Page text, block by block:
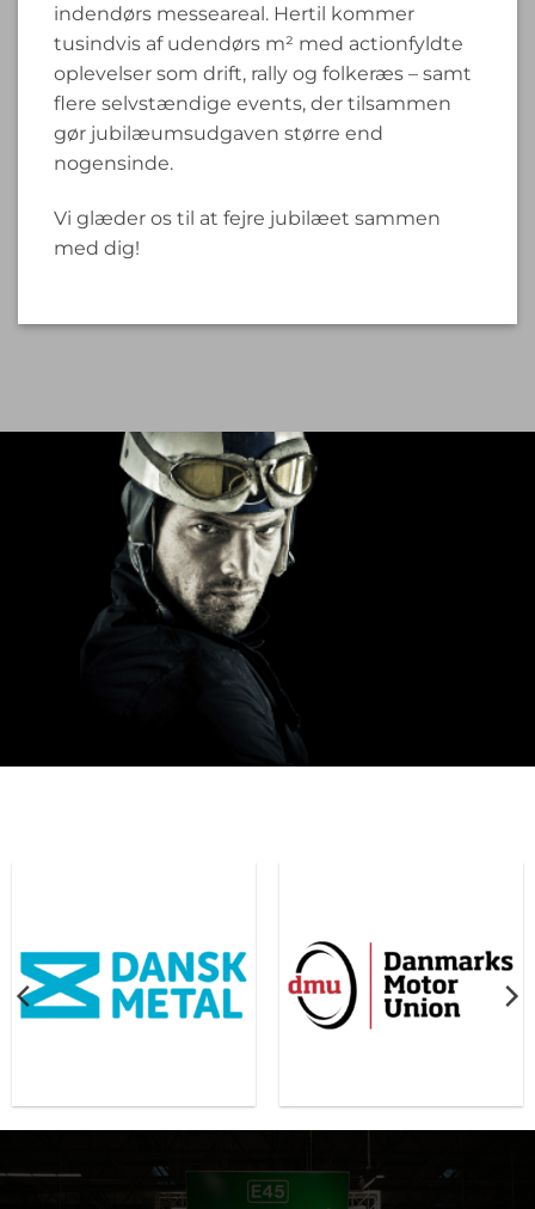
indendørs messeareal. Hertil kommer
tusindvis af udendørs m² med actionfyldte
oplevelser som drift, rally og folkeræs – samt
flere selvstændige events, der tilsammen
gør jubilæumsudgaven større end
nogensinde.
Vi glæder os til at fejre jubilæet sammen
med dig!